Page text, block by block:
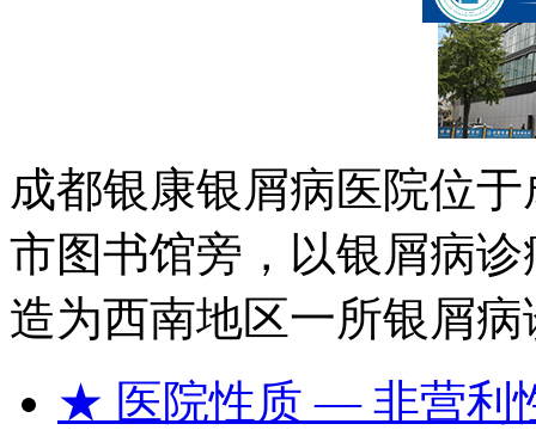
成都银康银屑病医院位
市图书馆旁，以银屑病
造为西南地区一所银屑
★ 医院性质— 非营利